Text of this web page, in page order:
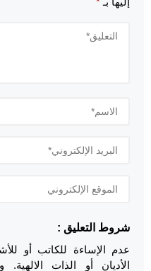
شروط التعليق :
عدم الإساءة للكاتب أو
الأديان أو الذات